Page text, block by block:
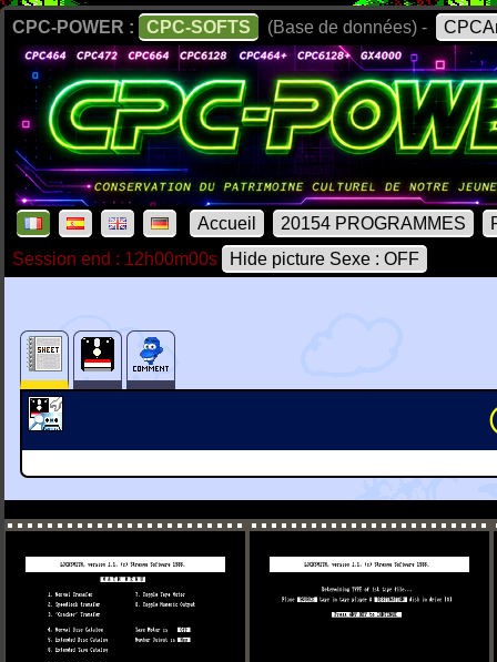
CPC-POWER : CPC-SOFTS (Base de données) -
Accueil 20154 PROGRAMMES
Session end : 12h00m00s
Hide picture Sexe : OFF